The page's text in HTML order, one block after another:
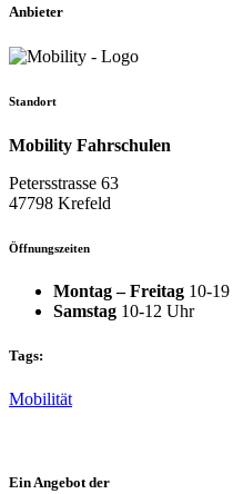
Anbieter
Standort
Mobility Fahrschulen
Petersstrasse 63
47798 Krefeld
Öffnungszeiten
Montag – Freitag 10-
Samstag 10-12 Uhr
Tags:
Mobilität
Ein Angebot der